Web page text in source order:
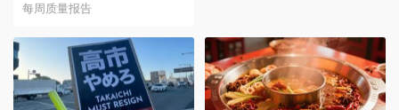
每周质量报告